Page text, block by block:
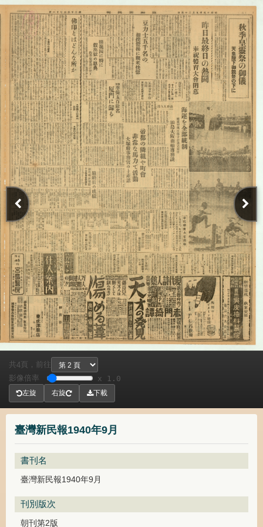
臺灣新民報1940年9月
書刊名
臺灣新民報1940年9月
刊別版次
朝刊第2版
共4頁， 前往
影像倍率
x 1.0
左旋 右旋 下載